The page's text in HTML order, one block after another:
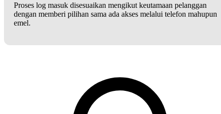
Proses log masuk disesuaikan mengikut keutamaan pelanggan
dengan memberi pilihan sama ada akses melalui telefon mahupun
emel.